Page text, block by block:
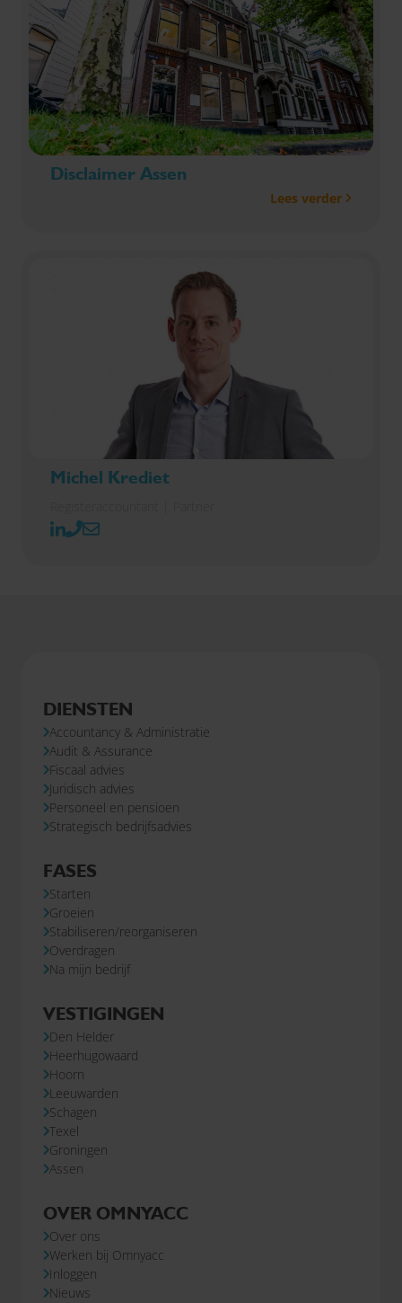
Disclaimer Assen
Lees verder
Michel Krediet
DIENSTEN
Accountancy & Administratie
Audit & Assurance
Fiscaal advies
Juridisch advies
Personeel en pensioen
Strategisch bedrijfsadvies
FASES
Starten
Groeien
Stabiliseren/reorganiseren
Overdragen
Na mijn bedrijf
VESTIGINGEN
Den Helder
Heerhugowaard
Hoorn
Leeuwarden
Schagen
Texel
Groningen
Assen
OVER OMNYACC
Over ons
Werken bij Omnyacc
Inloggen
Nieuws